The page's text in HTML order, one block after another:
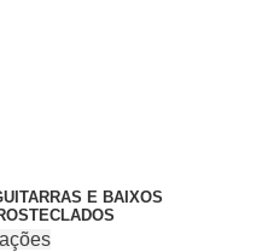
E BAIXOS
TECLADOS